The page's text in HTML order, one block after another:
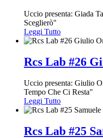
Uccio presenta: Giada
Sceglierò"
Leggi Tutto
Rcs Lab #26
Uccio presenta: Giulio
Tempo Che Ci Resta"
Leggi Tutto
Rcs Lab #25